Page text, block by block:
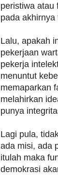
peristiwa atau
pada akhirnya
Lalu, apakah
pekerjaan
pekerja
menuntut
memaparkan
melahirkan
punya
Lagi pula,
ada misi, ada
itulah maka
demokrasi